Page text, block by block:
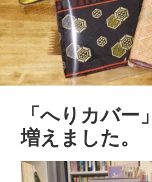
「へりカバー
増えました。